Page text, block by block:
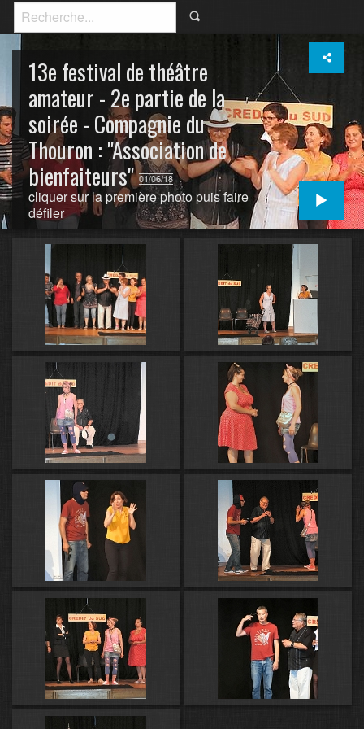
13e festival de théâtre
amateur - 2e partie de la
soirée - Compagnie du
Thouron : "Association de
bienfaiteurs"01/06/18
cliquer sur la première photo puis faire
défiler